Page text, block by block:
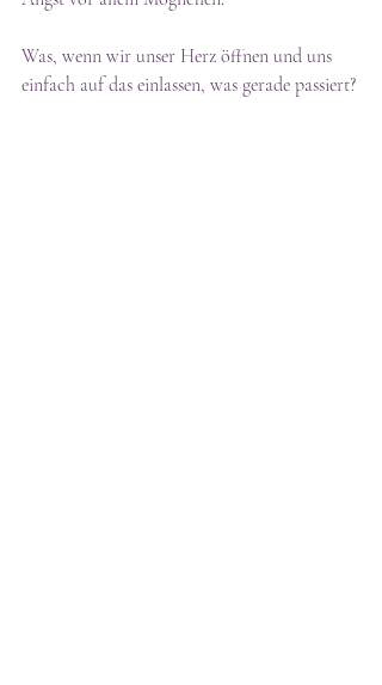
Was, wenn wir unser Herz öffnen und uns
einfach auf das einlassen, was gerade passiert?